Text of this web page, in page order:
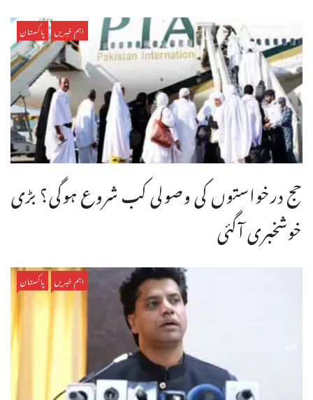
اہم خبریں پاکستان
حج درخواستوں کی وصولی کب شروع ہوگی؟ بڑی
خوشخبری آگئی
اہم خبریں پاکستان